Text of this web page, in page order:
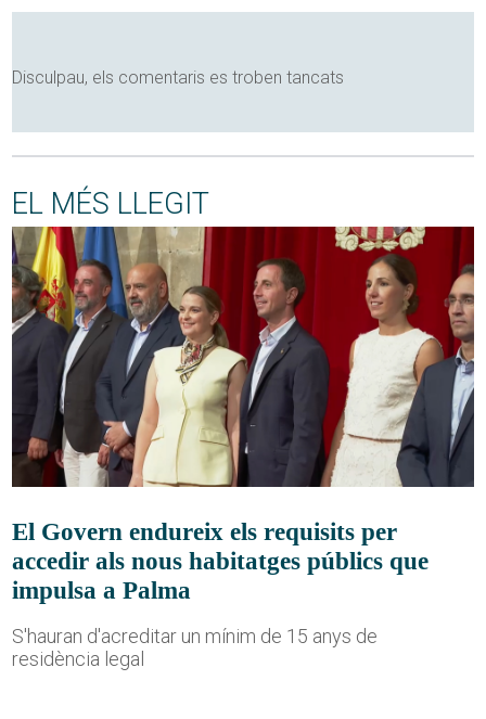
Disculpau, els comentaris es troben tancats
EL MÉS LLEGIT
El Govern endureix els requisits per
accedir als nous habitatges públics que
impulsa a Palma
S'hauran d'acreditar un mínim de 15 anys de
residència legal